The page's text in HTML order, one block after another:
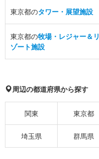
東京都のタワー・展望施設
東京都の牧場・レジャー＆リ
ゾート施設
周辺の都道府県から探す
関東 東京都
埼玉県 群馬県